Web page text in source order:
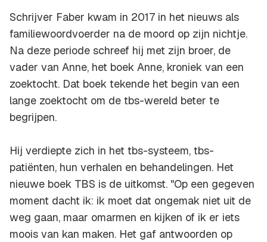
Schrijver Faber kwam in 2017 in het nieuws als
familiewoordvoerder na de moord op zijn nichtje.
Na deze periode schreef hij met zijn broer, de
vader van Anne, het boek Anne, kroniek van een
zoektocht. Dat boek tekende het begin van een
lange zoektocht om de tbs-wereld beter te
begrijpen.
Hij verdiepte zich in het tbs-systeem, tbs-
patiënten, hun verhalen en behandelingen. Het
nieuwe boek TBS is de uitkomst. "Op een gegeven
moment dacht ik: ik moet dat ongemak niet uit de
weg gaan, maar omarmen en kijken of ik er iets
moois van kan maken. Het gaf antwoorden op